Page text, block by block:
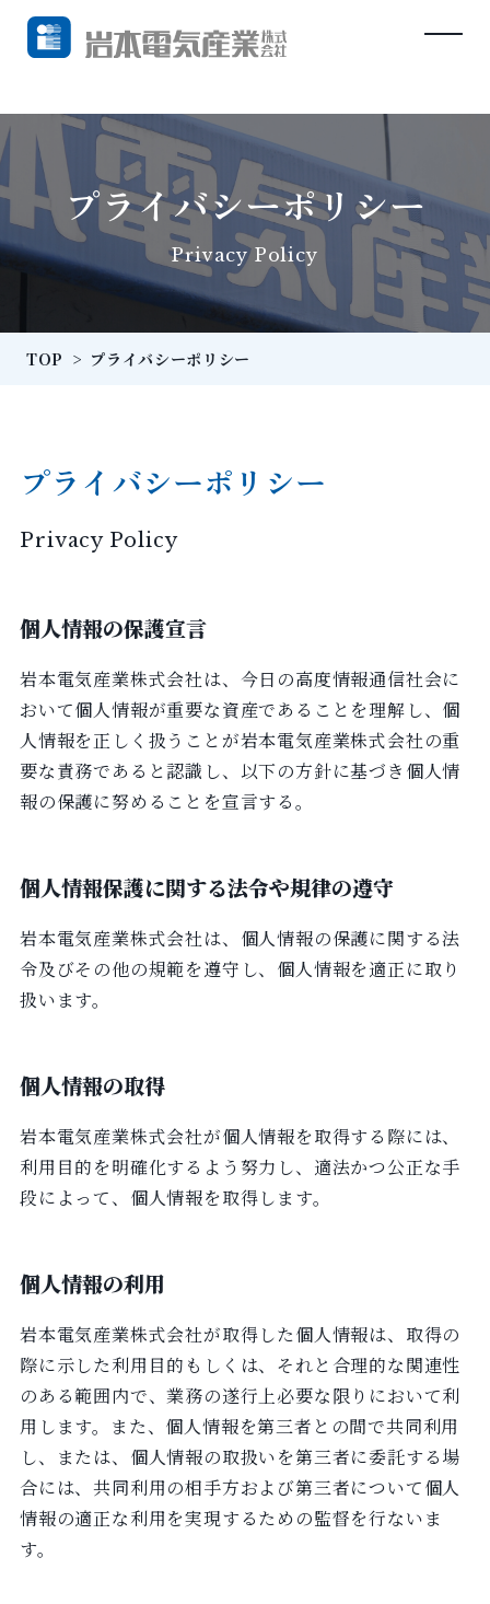
プライバシーポリシー
Privacy Policy
TOP > プライバシーポリシー
プライバシーポリシー
Privacy Policy
個人情報の保護宣言
岩本電気産業株式会社は、今日の高度情報通信社会に
おいて個人情報が重要な資産であることを理解し、個
人情報を正しく扱うことが岩本電気産業株式会社の重
要な責務であると認識し、以下の方針に基づき個人情
報の保護に努めることを宣言する。
個人情報保護に関する法令や規律の遵守
岩本電気産業株式会社は、個人情報の保護に関する法
令及びその他の規範を遵守し、個人情報を適正に取り
扱います。
個人情報の取得
岩本電気産業株式会社が個人情報を取得する際には、
利用目的を明確化するよう努力し、適法かつ公正な手
段によって、個人情報を取得します。
個人情報の利用
岩本電気産業株式会社が取得した個人情報は、取得の
際に示した利用目的もしくは、それと合理的な関連性
のある範囲内で、業務の遂行上必要な限りにおいて利
用します。また、個人情報を第三者との間で共同利用
し、または、個人情報の取扱いを第三者に委託する場
合には、共同利用の相手方および第三者について個人
情報の適正な利用を実現するための監督を行ないま
す。